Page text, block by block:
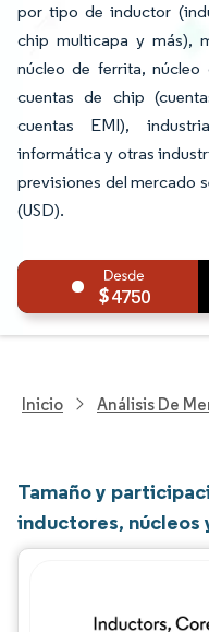
por tipo de inductor
chip multicapa y más),
núcleo de ferrita,
cuentas de chip
cuentas EMI),
informática y otras
previsiones del mercado
(USD).
4750
Inicio Análisis De
Tamaño y
inductores, núcleos